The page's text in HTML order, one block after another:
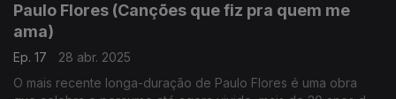
Paulo Flores (Canções que fiz pra quem me
ama)
Ep. 17
28 abr. 2025
O mais recente longa-duração de Paulo Flores é uma obra